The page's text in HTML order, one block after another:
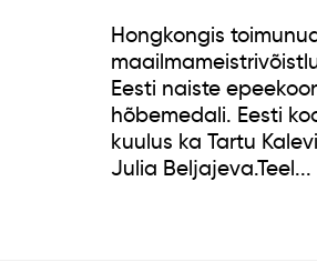
Hongkongis
Eesti naiste
hõbemedali. Eesti
kuulus ka Tartu
Julia Beljajeva.Teel...